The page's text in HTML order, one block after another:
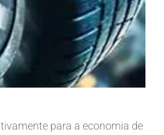
para a economia de